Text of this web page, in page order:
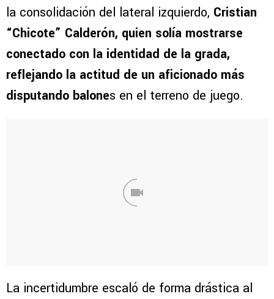
la consolidación del lateral izquierdo, Cristian
“Chicote” Calderón, quien solía mostrarse
conectado con la identidad de la grada,
reflejando la actitud de un aficionado más
disputando balones en el terreno de juego.
La incertidumbre escaló de forma drástica al